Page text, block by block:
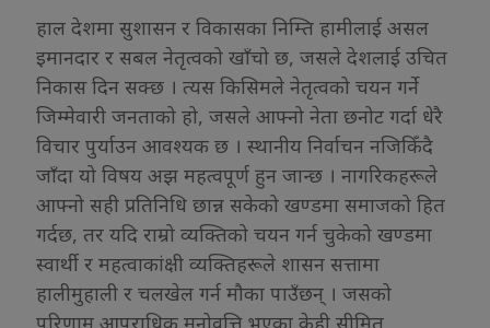
हाल देशमा सुशासन र विकासका निम्ति हामीलाई असल
इमानदार र सबल नेतृत्वको खाँचो छ, जसले देशलाई उचित
निकास दिन सक्छ । त्यस किसिमले नेतृत्वको चयन गर्ने
जिम्मेवारी जनताको हो, जसले आफ्नो नेता छनोट गर्दा धेरै
विचार पुर्याउन आवश्यक छ । स्थानीय निर्वाचन नजिकिँदै
जाँदा यो विषय अझ महत्वपूर्ण हुन जान्छ । नागरिकहरूले
आफ्नो सही प्रतिनिधि छान्न सकेको खण्डमा समाजको हित
गर्दछ, तर यदि राम्रो व्यक्तिको चयन गर्न चुकेको खण्डमा
स्वार्थी र महत्वाकांक्षी व्यक्तिहरूले शासन सत्तामा
हालीमुहाली र चलखेल गर्न मौका पाउँछन् । जसको
परिणाम आपराधिक मनोवृत्ति भएका केही सीमित